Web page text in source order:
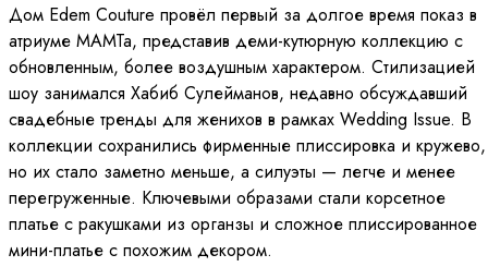
Дом Edem Couture провёл первый за долгое время показ в
атриуме МАМТа, представив деми-кутюрную коллекцию с
обновленным, более воздушным характером. Стилизацией
шоу занимался Хабиб Сулейманов, недавно обсуждавший
свадебные тренды для женихов в рамках Wedding Issue. В
коллекции сохранились фирменные плиссировка и кружево,
но их стало заметно меньше, а силуэты — легче и менее
перегруженные. Ключевыми образами стали корсетное
платье с ракушками из органзы и сложное плиссированное
мини-платье с похожим декором.